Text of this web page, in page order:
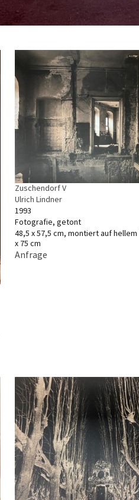
Zuschendorf V
Ulrich Lindner
1993
Fotografie, getont
48,5 x 57,5 cm, montiert auf hellem
x 75 cm
Anfrage